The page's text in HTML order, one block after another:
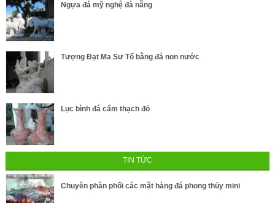
Ngựa đá mỹ nghệ đà nẵng
Tượng Đạt Ma Sư Tổ bằng đá non nước
Lục bình đá cẩm thạch đỏ
TIN TỨC
Chuyên phân phối các mặt hàng đá phong thủy mini